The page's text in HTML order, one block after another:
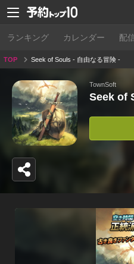
ランキング カレンダー 配
TOP Seek of Souls - 自由なる冒険 -
TownSoft
Seek of